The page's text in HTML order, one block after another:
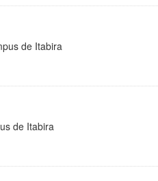
de Itabira
de Itabira